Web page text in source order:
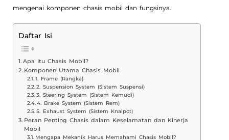
mengenai komponen chasis mobil dan fungsinya.
Daftar Isi
Apa Itu Chasis Mobil?
Komponen Utama Chasis Mobil
1. Frame (Rangka)
2. Suspension System (Sistem Suspensi)
3. Steering System (Sistem Kemudi)
4. Brake System (Sistem Rem)
5. Exhaust System (Sistem Knalpot)
Peran Penting Chasis dalam Keselamatan dan Kinerja
Mobil
Mengapa Mekanik Harus Memahami Chasis Mobil?